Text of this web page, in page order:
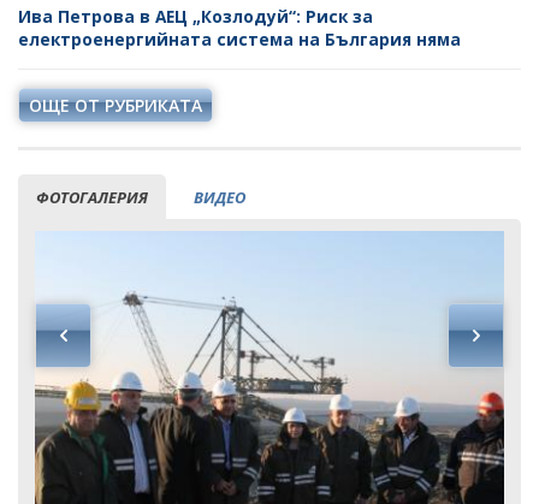
Ива Петрова в АЕЦ „Козлодуй“: Риск за
електроенергийната система на България няма
ОЩЕ ОТ РУБРИКАТА
ФОТОГАЛЕРИЯ ВИДЕО